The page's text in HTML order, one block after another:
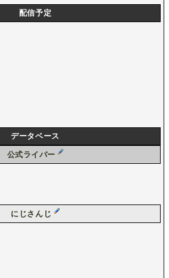
配信予定
データベース
公式ライバー
にじさんじ